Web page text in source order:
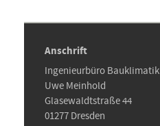
Anschrift
Ingenieurbüro Bauklimatik
Uwe Meinhold
Glasewaldtstraße 44
01277 Dresden